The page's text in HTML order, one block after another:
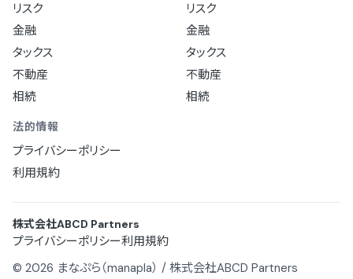
リスク
金融
タックス
不動産
相続
リスク
金融
タックス
不動産
相続
法的情報
プライバシーポリシー
利用規約
株式会社ABCD Partners
プライバシーポリシー利用規約
© 2026 まなぷら（manapla） / 株式会社ABCD Partners